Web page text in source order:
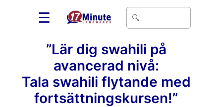
☰
”Lär dig swahili på
avancerad nivå:
Tala swahili flytande med
fortsättningskursen!”